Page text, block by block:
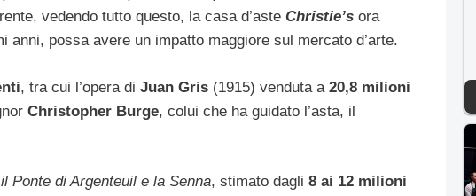
vedendo tutto questo, la casa d’aste Christie’s ora
possa avere un impatto maggiore sul mercato d’arte.
, tra cui l’opera di Juan Gris (1915) venduta a 20,8 milioni
Christopher Burge, colui che ha guidato l’asta, il
il Ponte di Argenteuil e la Senna, stimato dagli 8 ai 12 milioni